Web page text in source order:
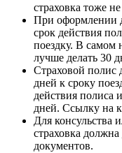
страховка тоже
При оформлении
срок действия
поездку. В самом
лучше делать 30
Страховой полис
дней к сроку
действия полиса
дней. Ссылку на
Для
страховка должна
документов.